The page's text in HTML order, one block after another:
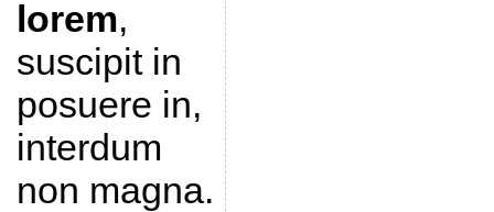
lorem,
suscipit in
posuere in,
interdum
non magna.